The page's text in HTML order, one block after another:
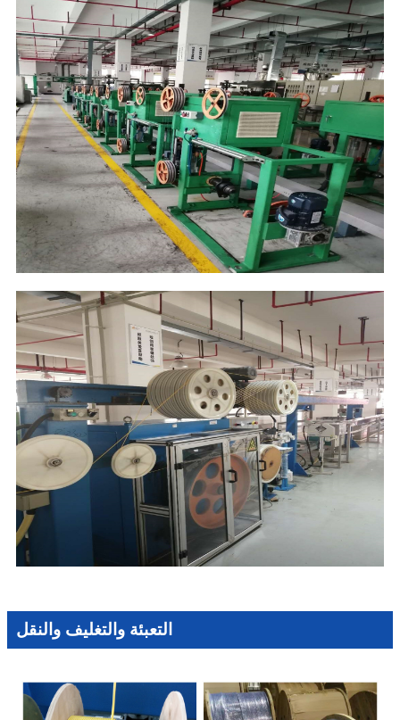
التعبئة والتغليف والنقل